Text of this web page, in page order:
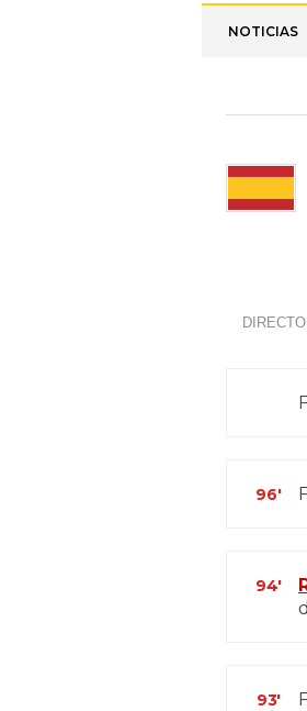
NOTICIAS
DIRECTO
96'
94'
93'